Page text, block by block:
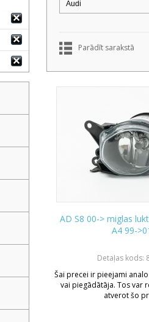
Parādīt sarakstā
AD S8 00-> miglas
A4 99-
Detaļas kods:
Šai precei ir pieejami
vai piegādātāja. Tos var
atverot šo